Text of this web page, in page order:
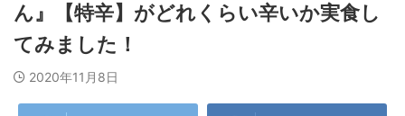
ん』【特辛】がどれくらい辛いか実食し
てみました！
2020年11月8日